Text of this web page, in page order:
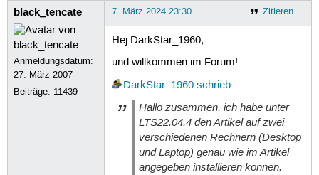
black_tencate
Anmeldungsdatum:
27. März 2007
Beiträge: 11439
Zitieren
7. März 2024 23:30
Hej DarkStar_1960,
und willkommen im Forum!
DarkStar_1960 schrieb:
Hallo zusammen, ich habe unter
LTS22.04.4 den Artikel auf zwei
verschiedenen Rechnern (Desktop
und Laptop) genau wie im Artikel
angegeben installieren können.